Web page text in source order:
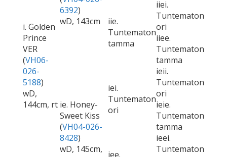
i. Golden
Prince
VER
(VH06-
026-
5188)
wD,
144cm, rt
6392)
wD, 143cm
iie.
Tuntematon
tamma
iiei.
Tuntematon
ori
iiee.
Tuntematon
tamma
ie. Honey-
Sweet Kiss
(VH04-026-
8428)
wD, 145cm,
iei.
Tuntematon
ori
ieii.
Tuntematon
ori
ieie.
Tuntematon
tamma
iee.
ieei.
Tuntematon